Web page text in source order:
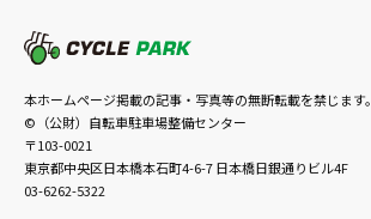
本ホームページ掲載の記事・写真等の無断転載を禁じます。
©（公財）自転車駐車場整備センター
〒103-0021
東京都中央区日本橋本石町4-6-7 日本橋日銀通りビル4F
03-6262-5322